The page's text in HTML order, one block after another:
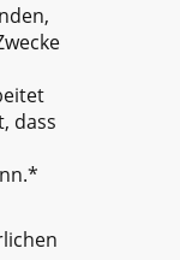
dass